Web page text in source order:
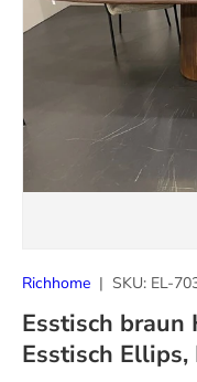
Richhome | SKU: EL-
Esstisch braun
Esstisch